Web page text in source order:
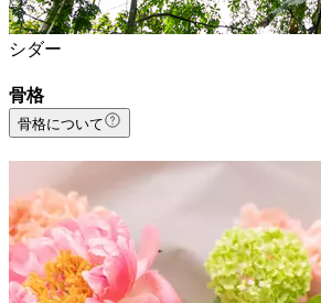
シダー
骨格
骨格について